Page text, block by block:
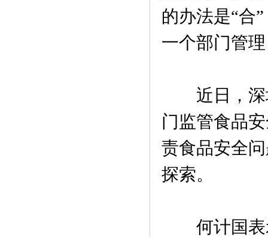
的办法是“合
一个部门管
近日，深
门监管食品
责食品安全
探索。
何计国表